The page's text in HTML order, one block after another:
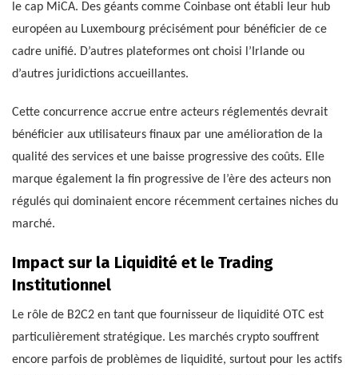
le cap MiCA. Des géants comme Coinbase ont établi leur hub
européen au Luxembourg précisément pour bénéficier de ce
cadre unifié. D’autres plateformes ont choisi l’Irlande ou
d’autres juridictions accueillantes.
Cette concurrence accrue entre acteurs réglementés devrait
bénéficier aux utilisateurs finaux par une amélioration de la
qualité des services et une baisse progressive des coûts. Elle
marque également la fin progressive de l’ère des acteurs non
régulés qui dominaient encore récemment certaines niches du
marché.
Impact sur la Liquidité et le Trading
Institutionnel
Le rôle de B2C2 en tant que fournisseur de liquidité OTC est
particulièrement stratégique. Les marchés crypto souffrent
encore parfois de problèmes de liquidité, surtout pour les actifs